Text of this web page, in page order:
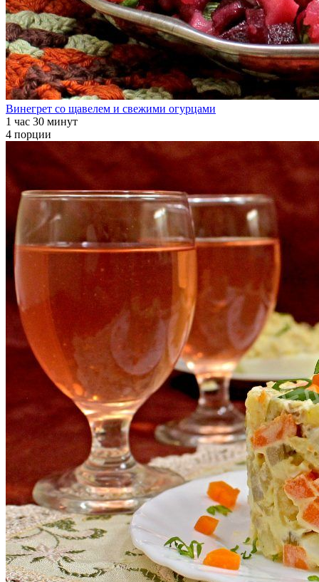
Винегрет со щавелем и свежими огурцами
1 час 30 минут
4 порции